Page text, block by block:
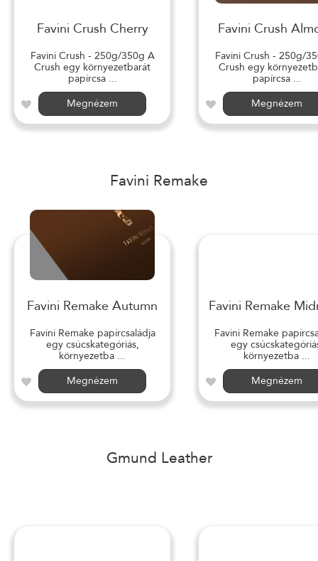
Favini Crush Cherry
Favini Crush - 250g/350g A
Crush egy környezetbarát
papírcsa ...
Megnézem
Favini Crush
Favini Crush - 250g/
Crush egy
papírcsa ...
Megnézem
Favini Remake
Favini Remake Autumn
Favini Remake papírcsaládja
egy csúcskategóriás,
környezetba ...
Megnézem
Favini Remake
Favini Remake
egy
környezetba ...
Megnézem
Gmund Leather